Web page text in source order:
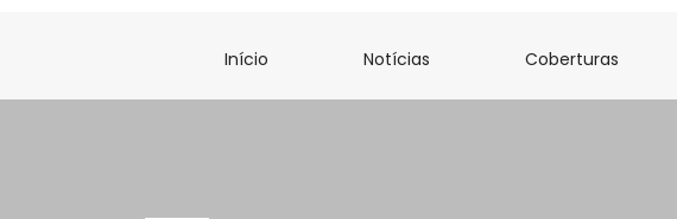
Início Notícias Coberturas